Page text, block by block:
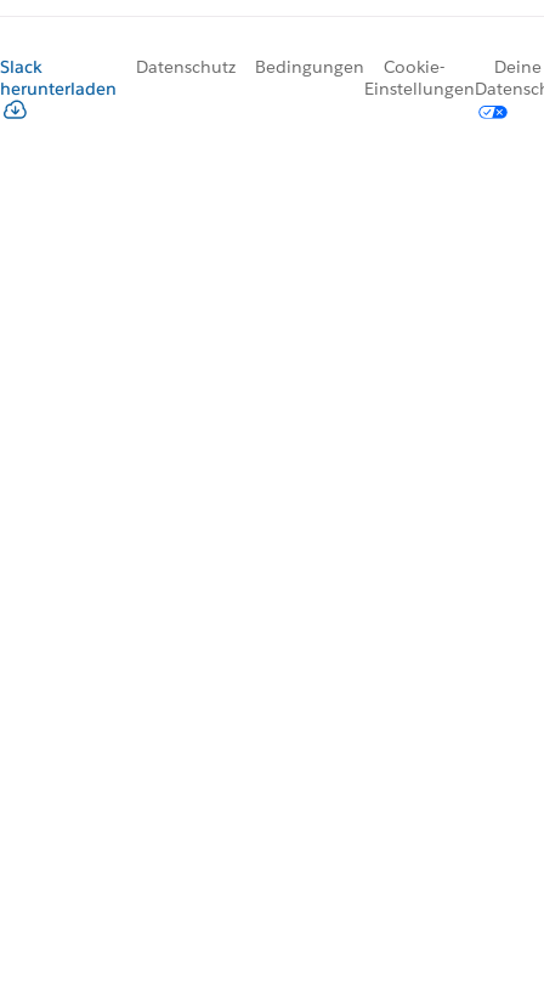
Slack
herunterladen
Datenschutz Bedingungen
Cookie-
Einstellungen
Deine